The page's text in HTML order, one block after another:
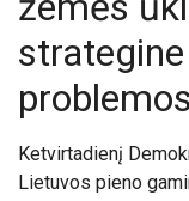
Ketvirtadienį
Lietuvos pieno